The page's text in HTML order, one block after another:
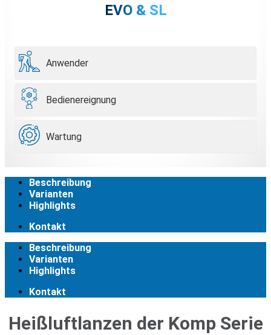
EVO & SL
Anwender
Bedienereignung
Wartung
Beschreibung
Varianten
Highlights
Kontakt
Beschreibung
Varianten
Highlights
Kontakt
Heißluftlanzen der Komp Serie